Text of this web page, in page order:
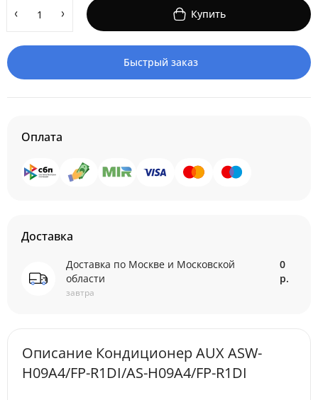
Купить
Быстрый заказ
Оплата
Доставка
Доставка по Москве и Московской
области
завтра
0
р.
Описание Кондиционер AUX ASW-
H09A4/FP-R1DI/AS-H09A4/FP-R1DI